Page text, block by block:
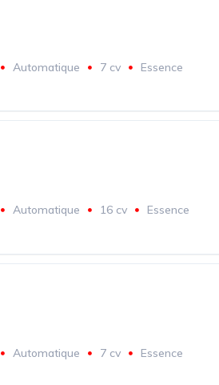
Automatique 7 cv Essence
Automatique 16 cv Essence
Automatique 7 cv Essence